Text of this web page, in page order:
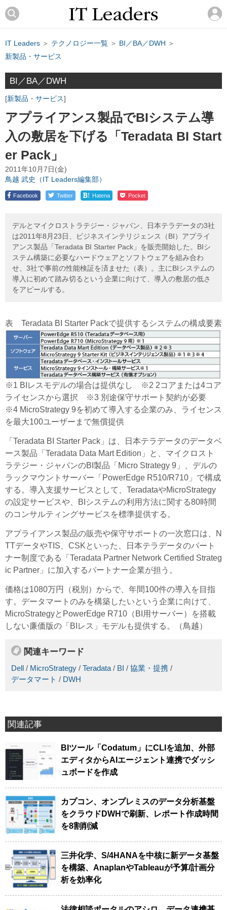
IT Leaders ＞ テクノロジー一覧 ＞ BI／BA／DWH ＞
新製品・サービス
BI／BA／DWH
新製品・サービス
アプライアンス製品でBIシステム導
入の敷居を下げる「Teradata BI Start
er Pack」
2011年10月7日(金)
鳥越 武史（IT Leaders編集部）
Facebook Twitter ! Hatena Pocket
デルとマイクロストラテジー・ジャパン、日本テラデータの3社
は2011年8月23日、ビジネスインテリジェンス（BI）アプライ
アンス製品「Teradata BI Starter Pack」を販売開始した。BIシ
ステム構築に必要なハードウェアとソフトウェアを組み合わ
せ、3社で事前の性能検証を済ませた（表）。主にBIシステムの
導入に初めて踏み切るという企業に向けて、導入の敷居の低さ
をアピールする。
表 Teradata BI Starter Packで提供するシステムの構成要素
※1 BIレスモデルの場合は提供なし ※2 2コアまたは4コア
ライセンスから選択 ※3 別途保守サポート契約が必要
※4 MicroStrategy 9を初めて導入する企業のみ、ライセンス
を最大100ユーザーまで無償提供
「Teradata BI Starter Pack」は、日本テラデータのデータベ
ース製品「Teradata Data Mart Edition」と、マイクロスト
ラテジー・ジャパンのBI製品「Micro Strategy 9」、デルの
ラックマウントサーバー「PowerEdge R510/R710」で構成
する。導入支援サービスとして、TeradataやMicroStrategy
の設定サービスや、BIシステムの利用方法に関する80時間
のコンサルティングサービスを標準提供する。
アプライアンス製品の販売や保守サポートの一次窓口は、N
TTデータやTIS、CSKといった、日本テラデータのパート
ナー制度である「Teradata Partner Network Certified Strateg
ic Partner」に加入するパートナー企業が担う。
価格は1080万円（税別）からで、年間100件の導入を目指
す。データマートのみを構築したいという企業に向けて、
MicroStrategyとPowerEdge R710（BI用サーバー）を搭載
しない廉価版の「BIレス」モデルも提供する。（鳥越）
関連キーワード
Dell / MicroStrategy / Teradata / BI / 協業・提携 /
データマート / DWH
関連記事
BIツール「Codatum」にCLIを追加、外部
エディタからAIエージェント連携でダッシ
ュボードを作成
カプコン、オンプレミスのデータ分析基盤
をクラウドDWHで刷新、レポート作成時間
を8割削減
三井化学、S/4HANAを中核に新データ基盤
を構築、AnaplanやTableauが予算/計画分
析を効率化